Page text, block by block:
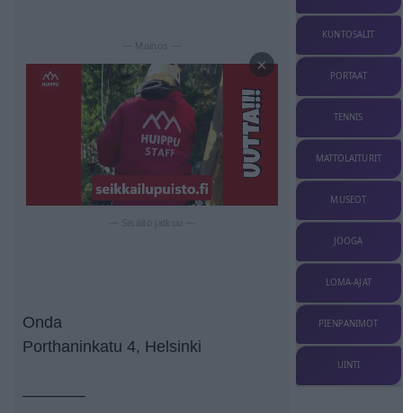
— Mainos —
×
Onda
Porthaninkatu 4, Helsinki
–––––––
KUNTOSALIT
PORTAAT
TENNIS
MATTOLAITURIT
MUSEOT
JOOGA
LOMA-AJAT
PIENPANIMOT
UINTI